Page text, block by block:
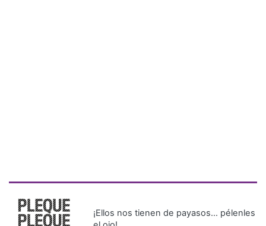
¡Ellos nos tienen de payasos… pélenles